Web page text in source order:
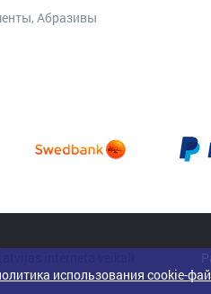
Абразивы
использования cookie-